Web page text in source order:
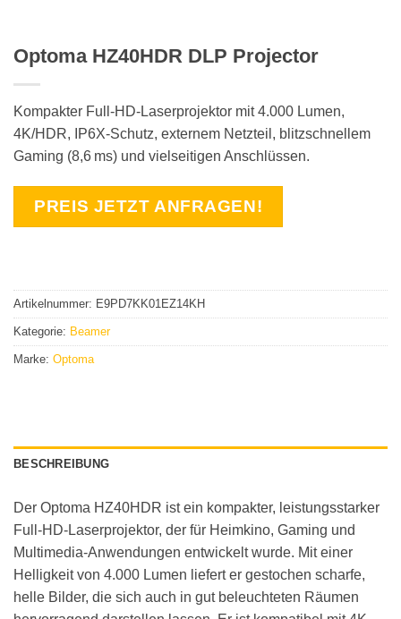
Optoma HZ40HDR DLP Projector
Kompakter Full-HD-Laserprojektor mit 4.000 Lumen,
4K/HDR, IP6X-Schutz, externem Netzteil, blitzschnellem
Gaming (8,6 ms) und vielseitigen Anschlüssen.
PREIS JETZT ANFRAGEN!
Artikelnummer: E9PD7KK01EZ14KH
Kategorie: Beamer
Marke: Optoma
BESCHREIBUNG
Der Optoma HZ40HDR ist ein kompakter, leistungsstarker
Full-HD-Laserprojektor, der für Heimkino, Gaming und
Multimedia-Anwendungen entwickelt wurde. Mit einer
Helligkeit von 4.000 Lumen liefert er gestochen scharfe,
helle Bilder, die sich auch in gut beleuchteten Räumen